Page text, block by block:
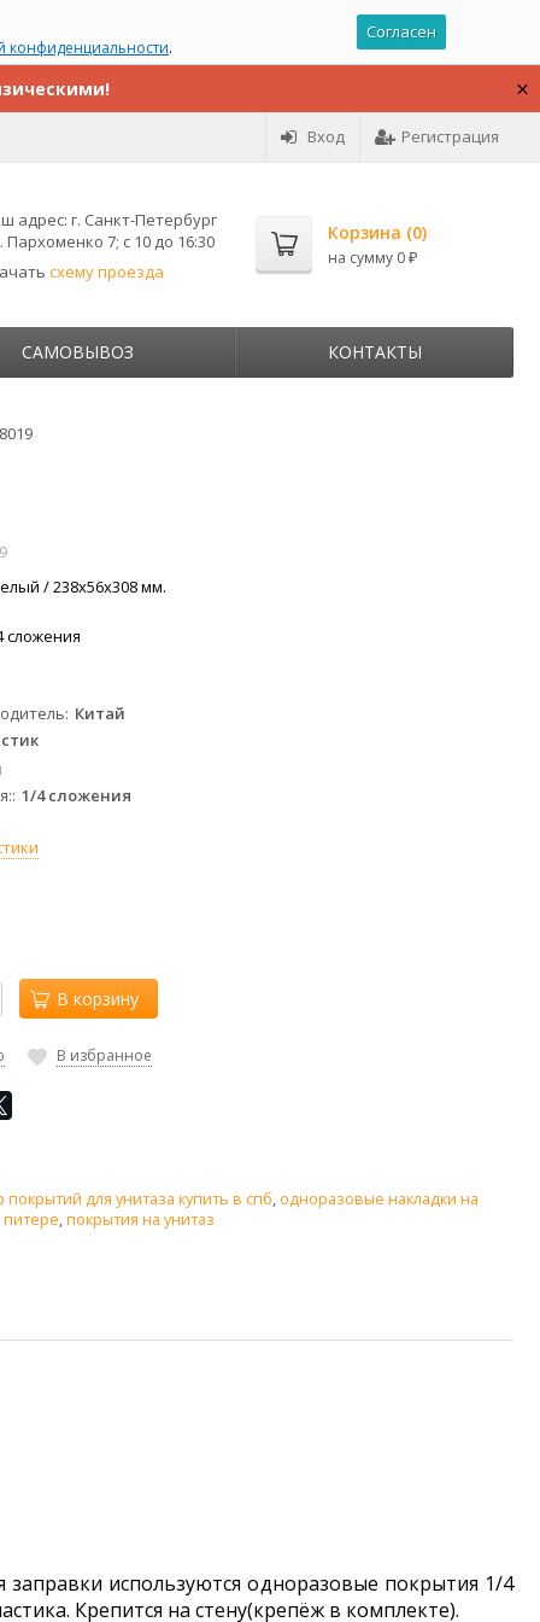
конфиденциальности.
Согласен
Вход Регистрация
адрес: г. Санкт-Петербург
Пархоменко 7; с 10 до 16:30
схему проезда
Корзина (0)
на сумму 0 ₽
САМОВЫВОЗ КОНТАКТЫ
/ 238x56x308 мм.
сложения
Китай
1/4 сложения
В корзину
В избранное
покрытий для унитаза купить в спб, одноразовые накладки на
питере,покрытия на унитаз
используются одноразовые покрытия 1/4
Крепится на стену(крепёж в комплекте).